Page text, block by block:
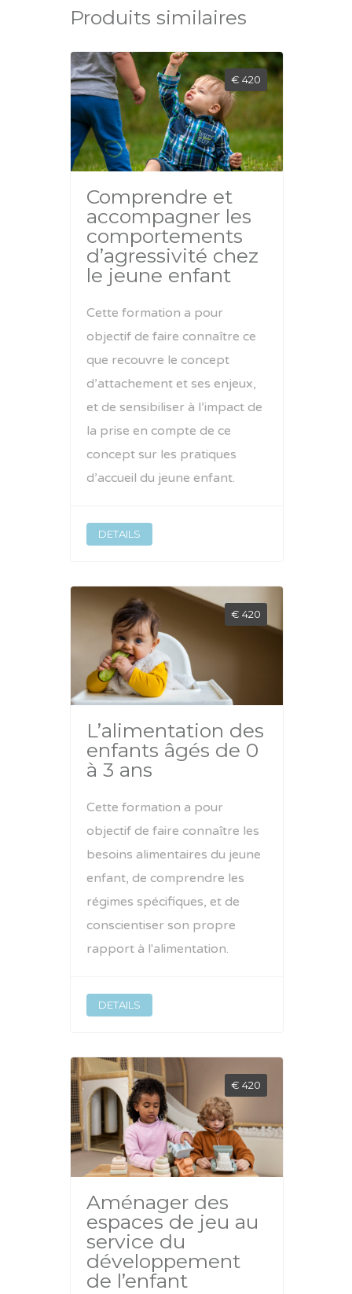
Produits similaires
€ 420
Comprendre et
accompagner les
comportements
d’agressivité chez
le jeune enfant
Cette formation a pour
objectif de faire connaître ce
que recouvre le concept
d’attachement et ses enjeux,
et de sensibiliser à l’impact de
la prise en compte de ce
concept sur les pratiques
d’accueil du jeune enfant.
DETAILS
€ 420
L’alimentation des
enfants âgés de 0
à 3 ans
Cette formation a pour
objectif de faire connaître les
besoins alimentaires du jeune
enfant, de comprendre les
régimes spécifiques, et de
conscientiser son propre
rapport à l'alimentation.
DETAILS
€ 420
Aménager des
espaces de jeu au
service du
développement
de l’enfant